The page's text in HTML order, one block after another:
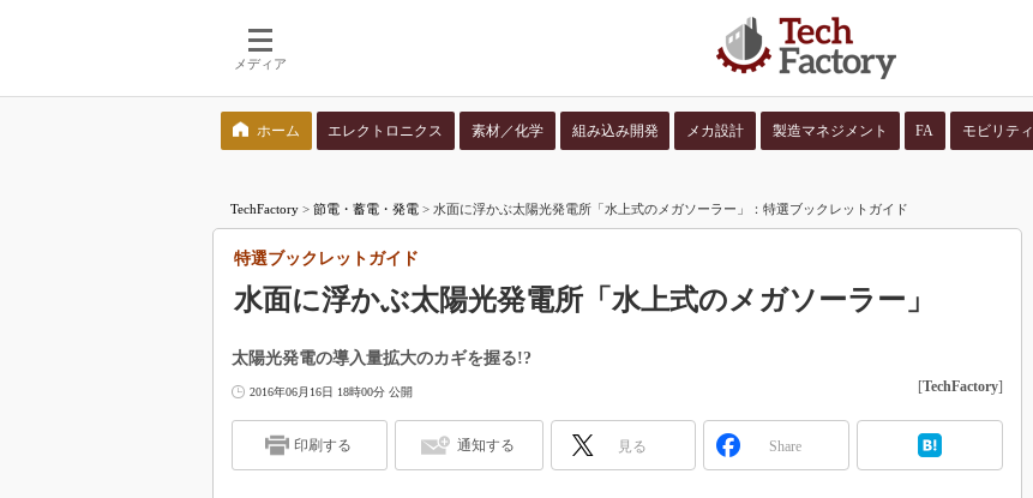
メディア
ホーム エレクトロニクス 素材／化学 組み込み開発 メカ設計 製造マネジメント FA モビリティ
TechFactory > 節電・蓄電・発電 > 水面に浮かぶ太陽光発電所「水上式のメガソーラー」：特選ブックレットガイド
水面に浮かぶ太陽光発電所「水上式のメガソーラー」
特選ブックレットガイド
太陽光発電の導入量拡大のカギを握る!?
2016年06月16日 18時00分 公開 [TechFactory]
印刷する 通知する 見る Share